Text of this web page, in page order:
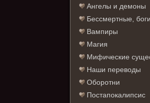
Ангелы и демоны
Бессмертные, боги
Вампиры
Магия
Мифические
Наши переводы
Оборотни
Постапокалипсис